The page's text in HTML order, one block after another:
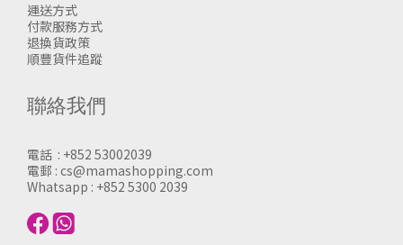
運送方式
付款服務方式
退換貨政策
順豐貨件追蹤
聯絡我們
電話 : +852 53002039
電郵 : cs@mamashopping.com
Whatsapp : +852 5300 2039